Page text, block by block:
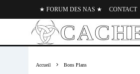
★ FORUM DES NAS ★ CONTACT
Accueil Bons Plans